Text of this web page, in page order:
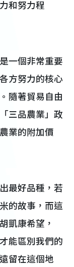
和努力程
一個非常重要
方努力的核心
隨著貿易自由
三品農業」政
業的附加價
最好品種，若
的故事，而這
凱康希望，
能區別我們的
留在這個地